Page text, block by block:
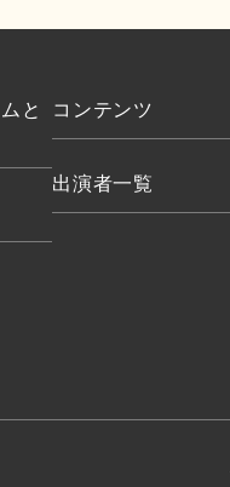
と
コンテンツ
出演者一覧